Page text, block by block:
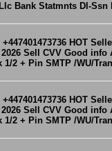
Bank Statmnts Dl-Ssn
HOT
2026 Sell CVV Good info
2 + Pin SMTP /WU/
HOT
2026 Sell CVV Good info
2 + Pin SMTP /WU/